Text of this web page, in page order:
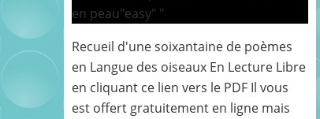
Recueil d'une soixantaine de poèmes
en Langue des oiseaux En Lecture Libre
en cliquant ce lien vers le PDF Il vous
est offert gratuitement en ligne mais